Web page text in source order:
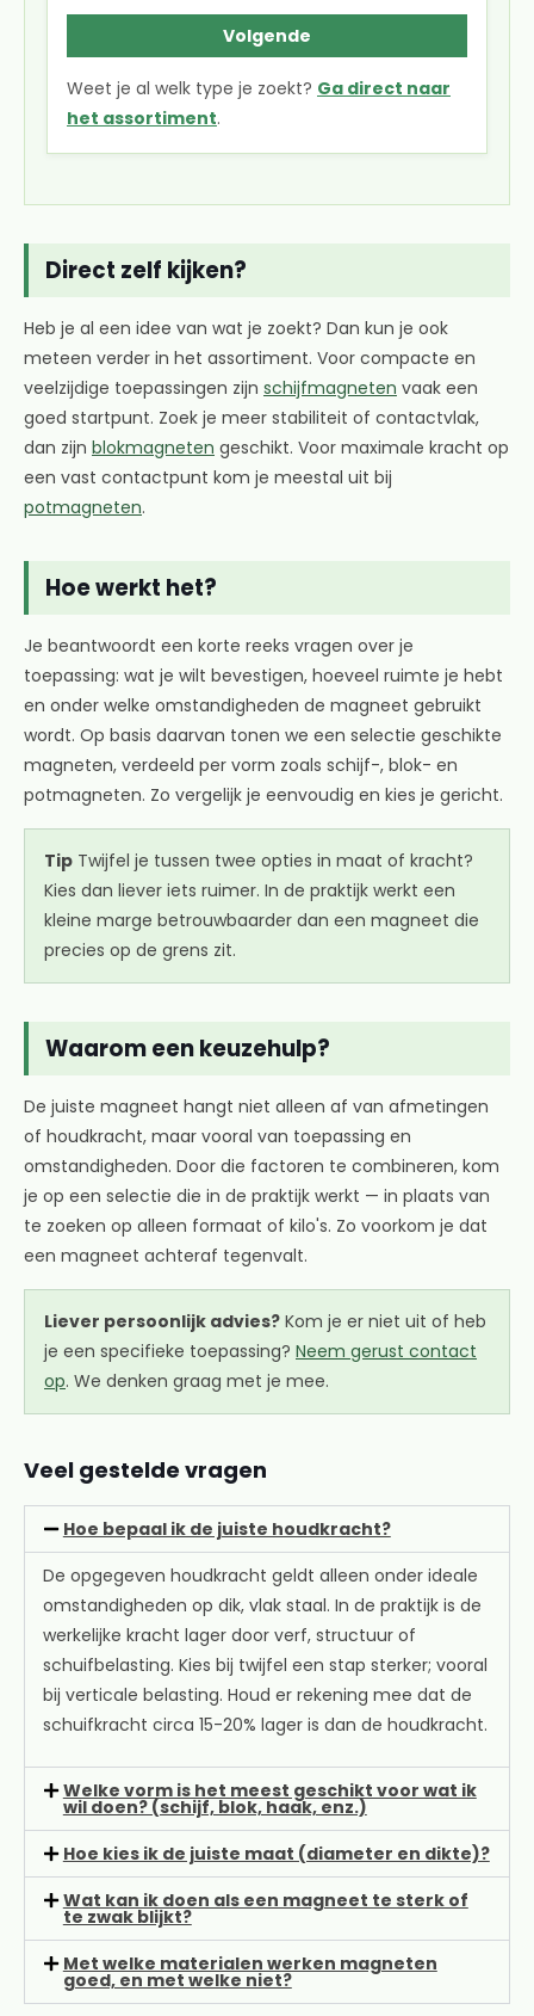
Volgende
Weet je al welk type je zoekt? Ga direct naar
het assortiment.
Direct zelf kijken?
Heb je al een idee van wat je zoekt? Dan kun je ook
meteen verder in het assortiment. Voor compacte en
veelzijdige toepassingen zijn schijfmagneten vaak een
goed startpunt. Zoek je meer stabiliteit of contactvlak,
dan zijn blokmagneten geschikt. Voor maximale kracht op
een vast contactpunt kom je meestal uit bij
potmagneten.
Hoe werkt het?
Je beantwoordt een korte reeks vragen over je
toepassing: wat je wilt bevestigen, hoeveel ruimte je hebt
en onder welke omstandigheden de magneet gebruikt
wordt. Op basis daarvan tonen we een selectie geschikte
magneten, verdeeld per vorm zoals schijf-, blok- en
potmagneten. Zo vergelijk je eenvoudig en kies je gericht.
Tip Twijfel je tussen twee opties in maat of kracht?
Kies dan liever iets ruimer. In de praktijk werkt een
kleine marge betrouwbaarder dan een magneet die
precies op de grens zit.
Waarom een keuzehulp?
De juiste magneet hangt niet alleen af van afmetingen
of houdkracht, maar vooral van toepassing en
omstandigheden. Door die factoren te combineren, kom
je op een selectie die in de praktijk werkt — in plaats van
te zoeken op alleen formaat of kilo's. Zo voorkom je dat
een magneet achteraf tegenvalt.
Liever persoonlijk advies? Kom je er niet uit of heb
je een specifieke toepassing? Neem gerust contact
op. We denken graag met je mee.
Veel gestelde vragen
Hoe bepaal ik de juiste houdkracht?
De opgegeven houdkracht geldt alleen onder ideale
omstandigheden op dik, vlak staal. In de praktijk is de
werkelijke kracht lager door verf, structuur of
schuifbelasting. Kies bij twijfel een stap sterker; vooral
bij verticale belasting. Houd er rekening mee dat de
schuifkracht circa 15-20% lager is dan de houdkracht.
Welke vorm is het meest geschikt voor wat ik
wil doen? (schijf, blok, haak, enz.)
Hoe kies ik de juiste maat (diameter en dikte)?
Wat kan ik doen als een magneet te sterk of
te zwak blijkt?
Met welke materialen werken magneten
goed, en met welke niet?